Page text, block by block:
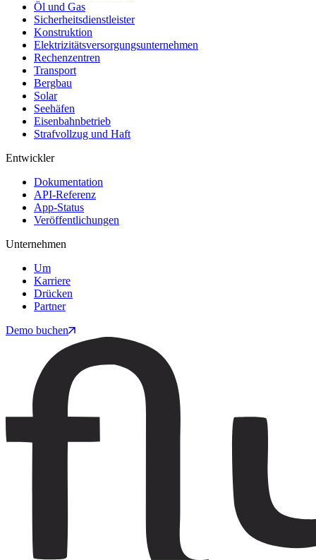
Öl und Gas
Sicherheitsdienstleister
Konstruktion
Elektrizitätsversorgungsunternehmen
Rechenzentren
Transport
Bergbau
Solar
Seehäfen
Eisenbahnbetrieb
Strafvollzug und Haft
Entwickler
Dokumentation
API-Referenz
App-Status
Veröffentlichungen
Unternehmen
Um
Karriere
Drücken
Partner
Demo buchen